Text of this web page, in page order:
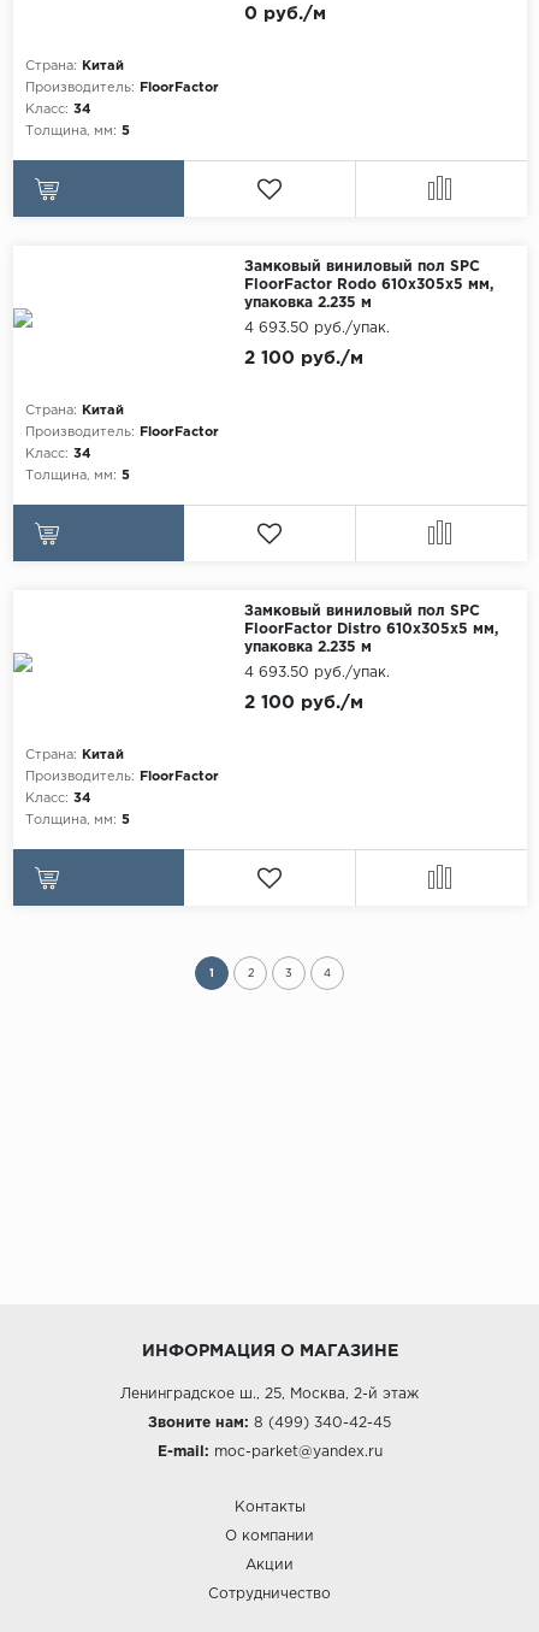
Страна:
Китай
Производитель:
FloorFactor
Класс: 34
Толщина, мм: 5
0 руб./м
Замковый виниловый пол SPC
FloorFactor Rodo 610х305х5 мм,
упаковка 2.235 м
Страна:
Китай
Производитель:
FloorFactor
Класс: 34
Толщина, мм: 5
2 100 руб./м
4 693.50 руб./упак.
Замковый виниловый пол SPC
FloorFactor Distro 610х305х5 мм,
упаковка 2.235 м
Страна:
Китай
Производитель:
FloorFactor
Класс: 34
Толщина, мм: 5
2 100 руб./м
4 693.50 руб./упак.
1 2 3 4
ИНФОРМАЦИЯ О МАГАЗИНЕ
Ленинградское ш., 25, Москва, 2-й этаж
Звоните нам: 8 (499) 340-42-45
E-mail: moc-parket@yandex.ru
Контакты
О компании
Акции
Сотрудничество